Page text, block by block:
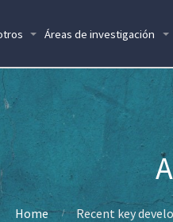
Áreas de investigación
Home Recent key